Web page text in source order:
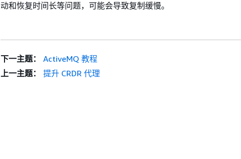
动和恢复时间长等问题，可能会导致复制缓慢。
下一主题：
ActiveMQ 教程
上一主题：
提升 CRDR 代理